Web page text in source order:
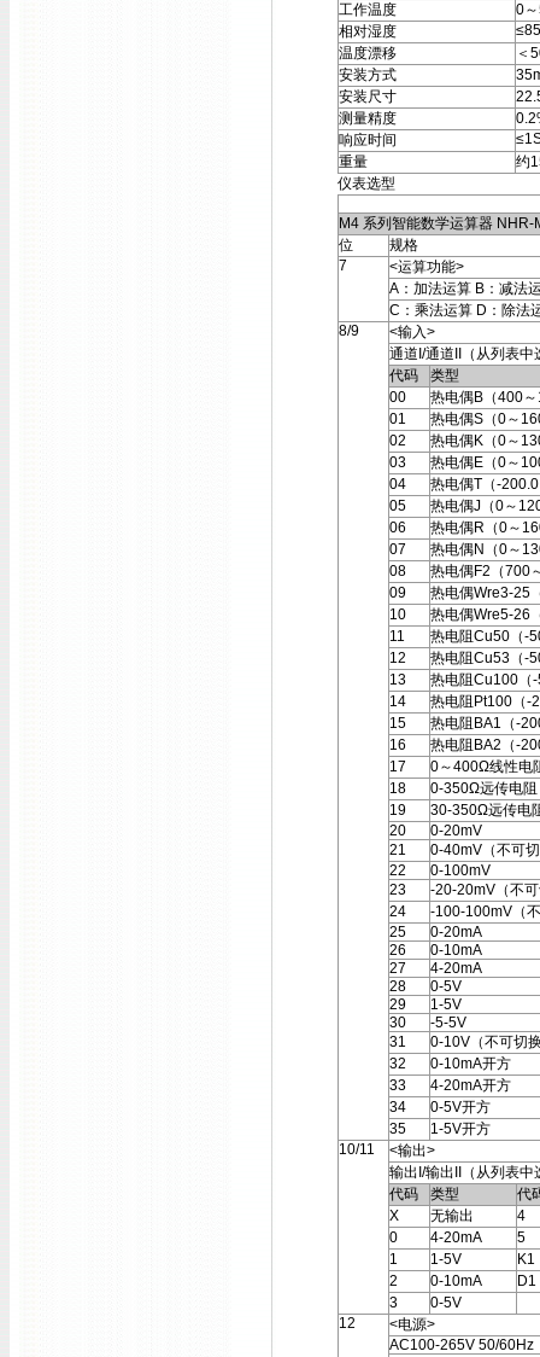
工作温度
0
相对湿度
温度漂移
＜
安装方式
安装尺寸
测量精度
响应时间
重量
约
仪表选型
M4 系列智能数学运算器 NHR-
位
规格
7
<运算功能>
A：加法运算 B：减法
C：乘法运算 D：除法
8/9
<输入>
通道I/通道II（从列表中
代码
类型
00
热电偶B（400
01
热电偶S（0～
02
热电偶K（0～
03
热电偶E（0～
04
热电偶T（-
05
热电偶J（0～
06
热电偶R（0～
07
热电偶N（0～
08
热电偶F2（700
09
热电偶Wre3-25
10
热电偶Wre5-26
11
热电阻Cu50（-
12
热电阻Cu53（-
13
热电阻Cu100
14
热电阻Pt100（-
15
热电阻BA1（-
16
热电阻BA2（-
17
0～400Ω线性电
18
0-350Ω远传电阻
19
30-350Ω远传电
20
0-20mV
21
0-40mV（不可
22
0-100mV
23
-20-20mV（不
24
-100-100mV（
25
0-20mA
26
0-10mA
27
4-20mA
28
0-5V
29
1-5V
30
-5-5V
31
0-10V（不可切
32
0-10mA开方
33
4-20mA开方
34
0-5V开方
35
1-5V开方
10/11
<输出>
输出I/输出II（从列表中
代码
类型
代
X
无输出
4
0
4-20mA
5
1
1-5V
K1
2
0-10mA
D1
3
0-5V
12
<电源>
AC100-265V 50/60Hz